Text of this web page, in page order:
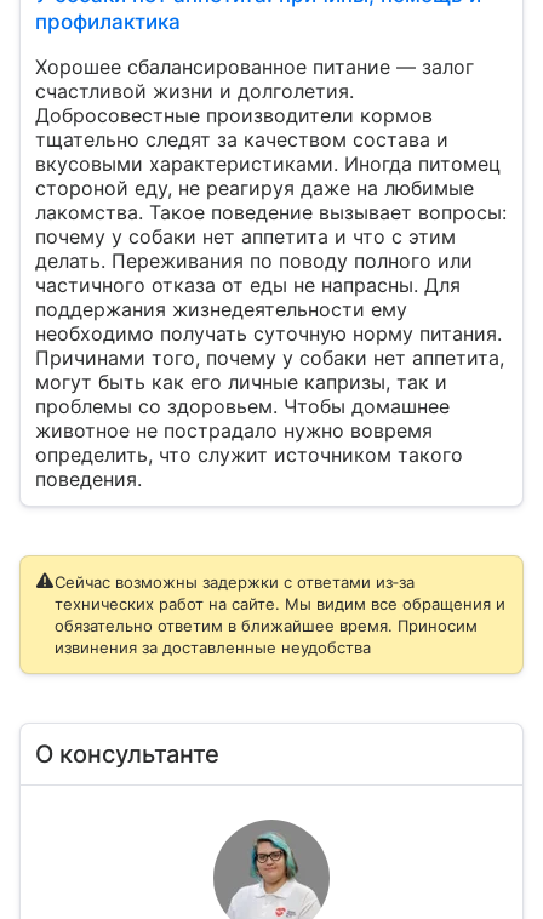
профилактика
Хорошее сбалансированное питание — залог
счастливой жизни и долголетия.
Добросовестные производители кормов
тщательно следят за качеством состава и
вкусовыми характеристиками. Иногда питомец
стороной еду, не реагируя даже на любимые
лакомства. Такое поведение вызывает вопросы:
почему у собаки нет аппетита и что с этим
делать. Переживания по поводу полного или
частичного отказа от еды не напрасны. Для
поддержания жизнедеятельности ему
необходимо получать суточную норму питания.
Причинами того, почему у собаки нет аппетита,
могут быть как его личные капризы, так и
проблемы со здоровьем. Чтобы домашнее
животное не пострадало нужно вовремя
определить, что служит источником такого
поведения.
Сейчас возможны задержки с ответами из‑за
технических работ на сайте. Мы видим все обращения и
обязательно ответим в ближайшее время. Приносим
извинения за доставленные неудобства
О консультанте